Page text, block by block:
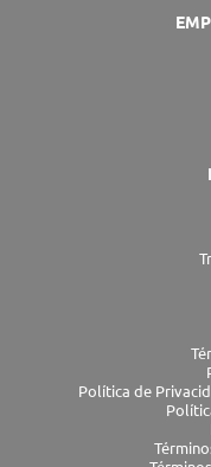
Política de